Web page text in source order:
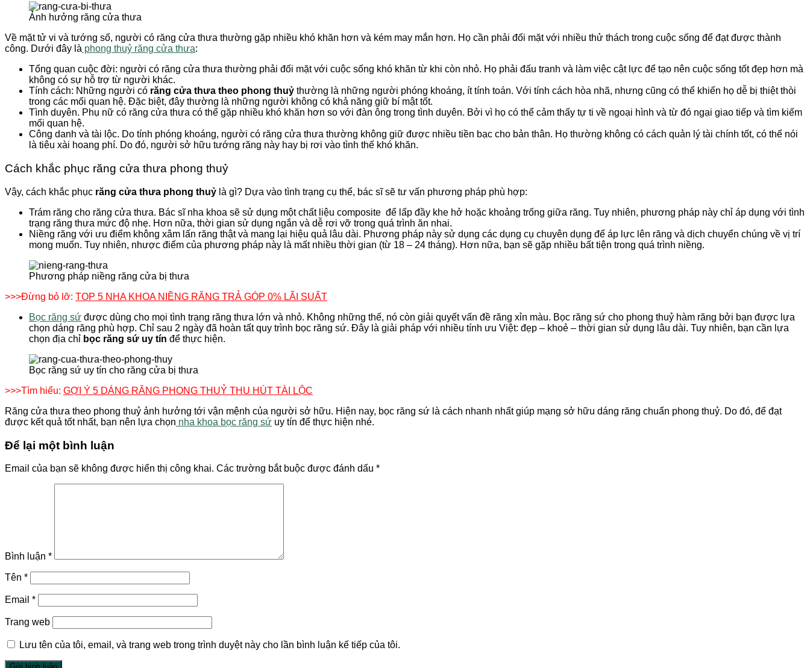
Ảnh hưởng răng cửa thưa
Về mặt tử vi và tướng số, người có răng cửa thưa thường gặp nhiều khó khăn hơn và kém may mắn hơn. Họ cần phải đối mặt với nhiều thử thách trong cuộc sống để đạt được thành
công. Dưới đây là phong thuỷ răng cửa thưa:
Tổng quan cuộc đời: người có răng cửa thưa thường phải đối mặt với cuộc sống khó khăn từ khi còn nhỏ. Họ phải đấu tranh và làm việc cật lực để tạo nên cuộc sống tốt đẹp hơn mà
không có sự hỗ trợ từ người khác.
Tính cách: Những người có răng cửa thưa theo phong thuỷ thường là những người phóng khoáng, ít tính toán. Với tính cách hòa nhã, nhưng cũng có thể khiến họ dễ bị thiệt thòi
trong các mối quan hệ. Đặc biệt, đây thường là những người không có khả năng giữ bí mật tốt.
Tình duyên. Phụ nữ có răng cửa thưa có thể gặp nhiều khó khăn hơn so với đàn ông trong tình duyên. Bởi vì họ có thể cảm thấy tự ti về ngoại hình và từ đó ngại giao tiếp và tìm kiếm
mối quan hệ.
Công danh và tài lộc. Do tính phóng khoáng, người có răng cửa thưa thường không giữ được nhiều tiền bạc cho bản thân. Họ thường không có cách quản lý tài chính tốt, có thể nói
là tiêu xài hoang phí. Do đó, người sở hữu tướng răng này hay bị rơi vào tình thế khó khăn.
Cách khắc phục răng cửa thưa phong thuỷ
Vậy, cách khắc phục răng cửa thưa phong thuỷ là gì? Dựa vào tình trạng cụ thể, bác sĩ sẽ tư vấn phương pháp phù hợp:
Trám răng cho răng cửa thưa. Bác sĩ nha khoa sẽ sử dụng một chất liệu composite để lấp đầy khe hở hoặc khoảng trống giữa răng. Tuy nhiên, phương pháp này chỉ áp dụng với tình
trạng răng thưa mức độ nhẹ. Hơn nữa, thời gian sử dụng ngắn và dễ rơi vỡ trong quá trình ăn nhai.
Niềng răng với ưu điểm không xâm lấn răng thật và mang lại hiệu quả lâu dài. Phương pháp này sử dụng các dụng cụ chuyên dụng để áp lực lên răng và dịch chuyển chúng về vị trí
mong muốn. Tuy nhiên, nhược điểm của phương pháp này là mất nhiều thời gian (từ 18 – 24 tháng). Hơn nữa, bạn sẽ gặp nhiều bất tiện trong quá trình niềng.
Phương pháp niềng răng cửa bị thưa
>>>Đừng bỏ lỡ: TOP 5 NHA KHOA NIỀNG RĂNG TRẢ GÓP 0% LÃI SUẤT
Bọc răng sứ được dùng cho mọi tình trạng răng thưa lớn và nhỏ. Không những thế, nó còn giải quyết vấn đề răng xỉn màu. Bọc răng sứ cho phong thuỷ hàm răng bởi bạn được lựa
chọn dáng răng phù hợp. Chỉ sau 2 ngày đã hoàn tất quy trình bọc răng sứ. Đây là giải pháp với nhiều tính ưu Việt: đẹp – khoẻ – thời gian sử dụng lâu dài. Tuy nhiên, bạn cần lựa
chọn địa chỉ bọc răng sứ uy tín để thực hiện.
Bọc răng sứ uy tín cho răng cửa bị thưa
>>>Tìm hiểu: GỢI Ý 5 DÁNG RĂNG PHONG THUỶ THU HÚT TÀI LỘC
Răng cửa thưa theo phong thuỷ ảnh hưởng tới vận mệnh của người sở hữu. Hiện nay, bọc răng sứ là cách nhanh nhất giúp mạng sở hữu dáng răng chuẩn phong thuỷ. Do đó, để đạt
được kết quả tốt nhất, bạn nên lựa chọn nha khoa bọc răng sứ uy tín để thực hiện nhé.
Để lại một bình luận
Email của bạn sẽ không được hiển thị công khai. Các trường bắt buộc được đánh dấu *
Bình luận *
Tên *
Email *
Trang web
Lưu tên của tôi, email, và trang web trong trình duyệt này cho lần bình luận kế tiếp của tôi.